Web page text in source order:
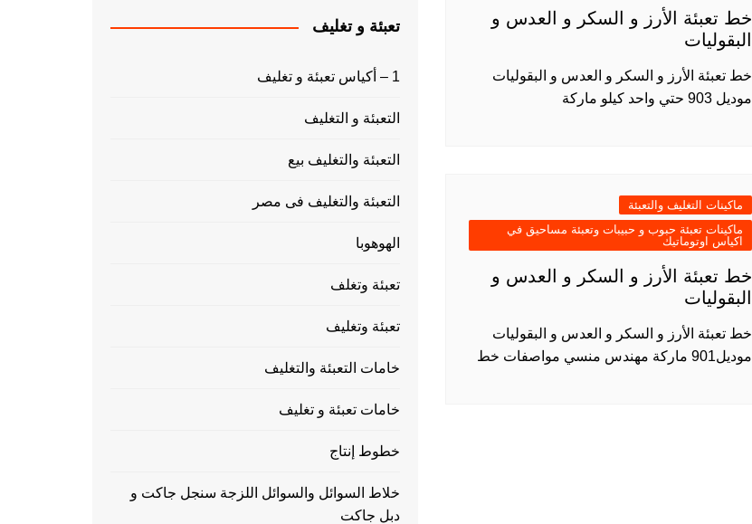
خط تعبئة الأرز و السكر و العدس و
البقوليات
خط تعبئة الأرز و السكر و العدس و البقوليات
موديل 903 حتي واحد كيلو ماركة
ماكينات التغليف والتعبئة
ماكينات تعبئة حبوب و حبيبات وتعبئة مساحيق في
اكياس اوتوماتيك
خط تعبئة الأرز و السكر و العدس و
البقوليات
خط تعبئة الأرز و السكر و العدس و البقوليات
موديل901 ماركة مهندس منسي مواصفات خط
تعبئة و تغليف
1 – أكياس تعبئة و تغليف
التعبئة و التغليف
التعبئة والتغليف بيع
التعبئة والتغليف فى مصر
الهوهوبا
تعبئة وتغلف
تعبئة وتغليف
خامات التعبئة والتغليف
خامات تعبئة و تغليف
خطوط إنتاج
خلاط السوائل والسوائل اللزجة سنجل جاكت و
دبل جاكت